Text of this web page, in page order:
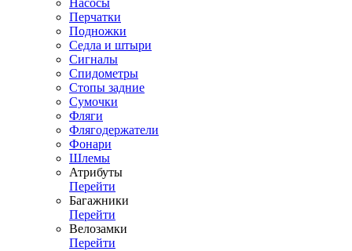
Насосы
Перчатки
Подножки
Седла и штыри
Сигналы
Спидометры
Стопы задние
Сумочки
Фляги
Флягодержатели
Фонари
Шлемы
Атрибуты
Перейти
Багажники
Перейти
Велозамки
Перейти